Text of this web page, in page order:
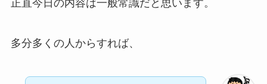
正直今日の内容は一般常識だと思います。
多分多くの人からすれば、